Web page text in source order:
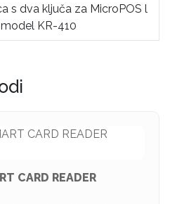
s dva ključa za MicroPOS l
KR-410
CARD READER